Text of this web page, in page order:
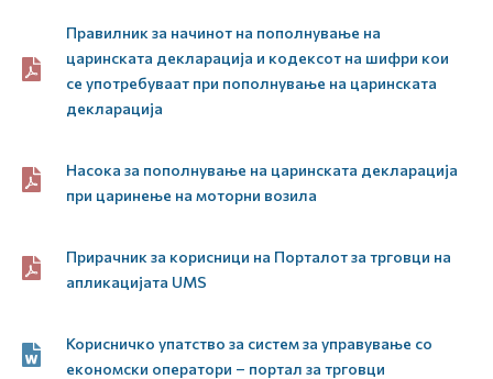
Е-Весник
Правилник за начинот на пополнување на
царинската декларација и кодексот на шифри кои
се употребуваат при пополнување на царинската
декларација
Насока за пополнување на царинската декларација
при царинење на моторни возила
Прирачник за корисници на Порталот за трговци на
апликацијата UMS
Корисничко упатство за систем за управување со
економски оператори – портал за трговци